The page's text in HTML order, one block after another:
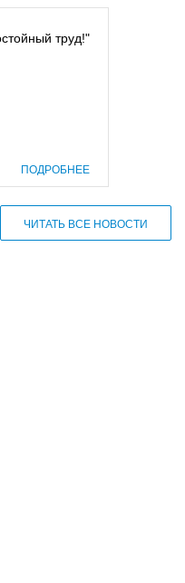
труд!"
ПОДРОБНЕЕ
ЧИТАТЬ ВСЕ НОВОСТИ